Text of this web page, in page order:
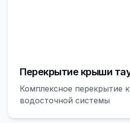
Перекрытие крыши
Комплексное перекрытие
водосточной системы